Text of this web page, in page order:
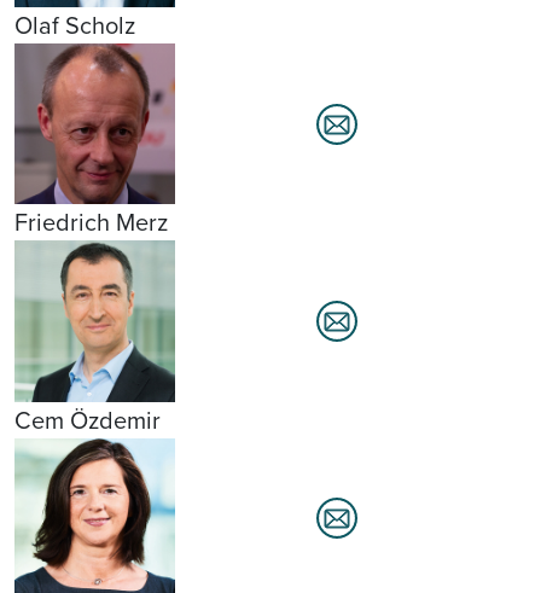
Olaf Scholz
Friedrich Merz
Cem Özdemir